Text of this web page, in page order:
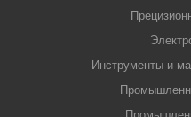
Инструменты и